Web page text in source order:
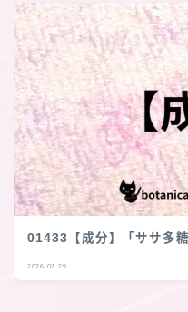
01433【成分】「ササ多
2026.07.29